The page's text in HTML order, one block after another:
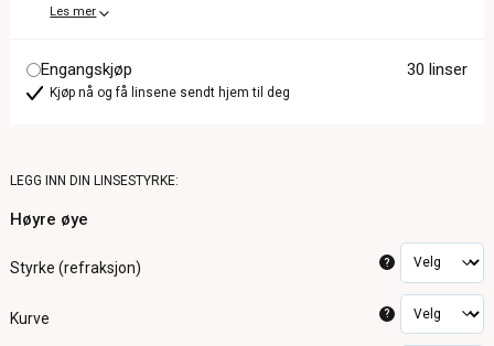
Les mer
Engangskjøp 30 linser
Kjøp nå og få linsene sendt hjem til deg
LEGG INN DIN LINSESTYRKE:
Høyre øye
Styrke (refraksjon) ?
Kurve ?